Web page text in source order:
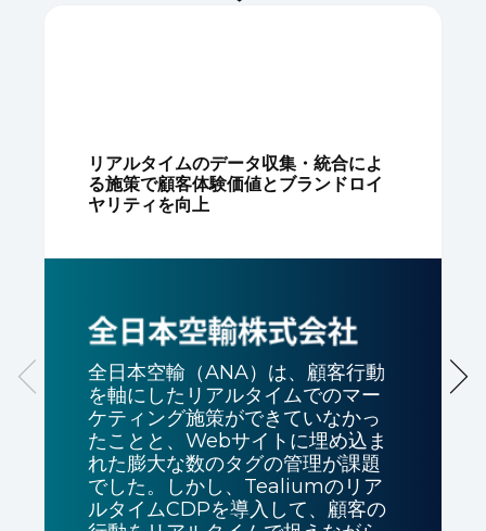
リアルタイムのデータ収集・統合によ
る施策で顧客体験価値とブランドロイ
ヤリティを向上
全日本空輸（ANA）は、顧客行動
を軸にしたリアルタイムでのマー
ケティング施策ができていなかっ
たことと、Webサイトに埋め込ま
れた膨大な数のタグの管理が課題
でした。しかし、Tealiumのリア
ルタイムCDPを導入して、顧客の